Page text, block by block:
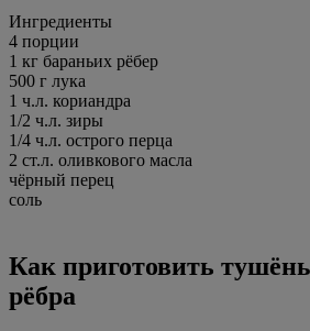
Ингредиенты
4 порции
1 кг бараньих рёбер
500 г лука
1 ч.л. кориандра
1/2 ч.л. зиры
1/4 ч.л. острого перца
2 ст.л. оливкового масла
чёрный перец
соль
Как приготовить
рёбра